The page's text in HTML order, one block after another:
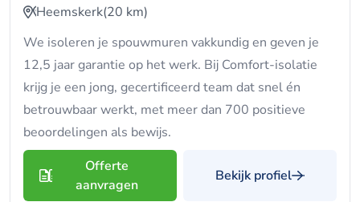
Heemskerk(20 km)
We isoleren je spouwmuren vakkundig en geven je
12,5 jaar garantie op het werk. Bij Comfort-isolatie
krijg je een jong, gecertificeerd team dat snel én
betrouwbaar werkt, met meer dan 700 positieve
beoordelingen als bewijs.
Offerte
aanvragen
Bekijk profiel